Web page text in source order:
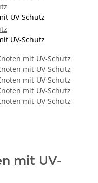
UV-Schutz
UV-Schutz
mit UV-